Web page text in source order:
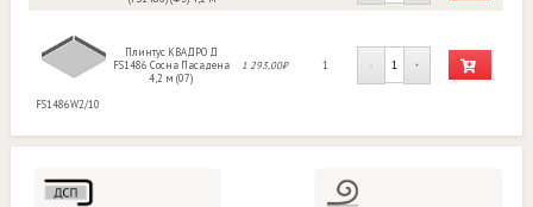
FS1486W2/10
Плинтус КВАДРО Д
FS1486 Сосна Пасадена
4,2 м (07)
1 293,00₽ 1 - +